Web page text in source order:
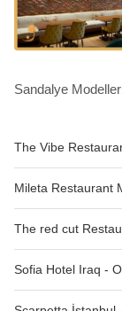
The Vibe
Mileta Restaurant
The red cut
Sofia Hotel Iraq -
Sandalye